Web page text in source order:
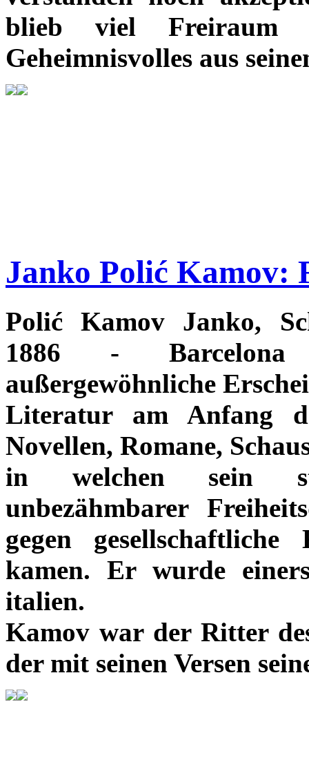
blieb viel Freiraum
Geheimnisvolles aus
Janko Polić Kamov:
Polić Kamov Janko,
1886 - Barcelona
außergewöhnliche
Literatur am Anfang
Novellen, Romane,
in welchen sein
unbezähmbarer
gegen
kamen. Er wurde
italien.
Kamov war der Ritter
der mit seinen Versen